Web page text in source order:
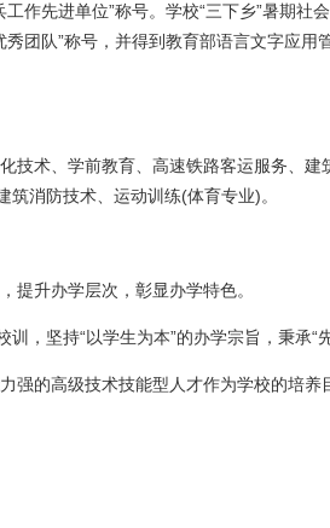
作先进单位”称号。学校“三下乡”暑期社
团队”称号，并得到教育部语言文字应用
术、学前教育、高速铁路客运服务、建
消防技术、运动训练(体育专业)。
升办学层次，彰显办学特色。
，坚持“以学生为本”的办学宗旨，秉承“
的高级技术技能型人才作为学校的培养